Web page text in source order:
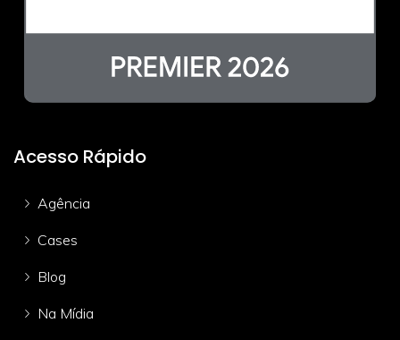
Acesso Rápido
Agência
Cases
Blog
Na Mídia